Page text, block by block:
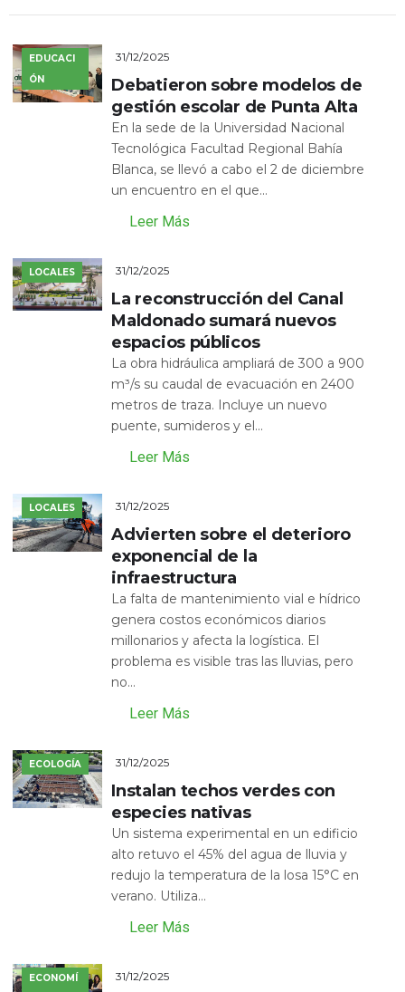
EDUCACI
ÓN
31/12/2025
Debatieron sobre modelos de
gestión escolar de Punta Alta
En la sede de la Universidad Nacional
Tecnológica Facultad Regional Bahía
Blanca, se llevó a cabo el 2 de diciembre
un encuentro en el que...
Leer Más
LOCALES 31/12/2025
La reconstrucción del Canal
Maldonado sumará nuevos
espacios públicos
La obra hidráulica ampliará de 300 a 900
m³/s su caudal de evacuación en 2400
metros de traza. Incluye un nuevo
puente, sumideros y el...
Leer Más
LOCALES 31/12/2025
Advierten sobre el deterioro
exponencial de la
infraestructura
La falta de mantenimiento vial e hídrico
genera costos económicos diarios
millonarios y afecta la logística. El
problema es visible tras las lluvias, pero
no...
Leer Más
ECOLOGÍA 31/12/2025
Instalan techos verdes con
especies nativas
Un sistema experimental en un edificio
alto retuvo el 45% del agua de lluvia y
redujo la temperatura de la losa 15°C en
verano. Utiliza...
Leer Más
ECONOMÍ
31/12/2025